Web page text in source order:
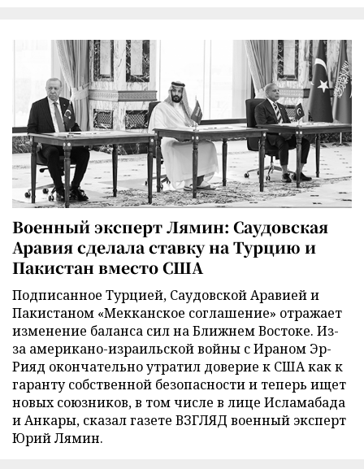
Военный эксперт Лямин: Саудовская
Аравия сделала ставку на Турцию и
Пакистан вместо США
Подписанное Турцией, Саудовской Аравией и
Пакистаном «Мекканское соглашение» отражает
изменение баланса сил на Ближнем Востоке. Из-
за американо-израильской войны с Ираном Эр-
Рияд окончательно утратил доверие к США как к
гаранту собственной безопасности и теперь ищет
новых союзников, в том числе в лице Исламабада
и Анкары, сказал газете ВЗГЛЯД военный эксперт
Юрий Лямин.